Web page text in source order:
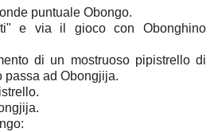
puntuale Obongo.
e via il gioco con Obonghino
di un mostruoso pipistrello di
passa ad Obongjija.